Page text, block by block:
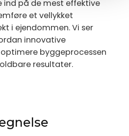
på de mest effektive
et vellykket
i ejendommen. Vi ser
innovative
byggeprocessen
resultater.